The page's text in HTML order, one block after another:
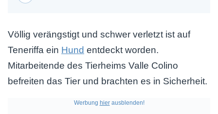
Völlig verängstigt und schwer verletzt ist auf
Teneriffa ein Hund entdeckt worden.
Mitarbeitende des Tierheims Valle Colino
befreiten das Tier und brachten es in Sicherheit.
Werbung hierausblenden!